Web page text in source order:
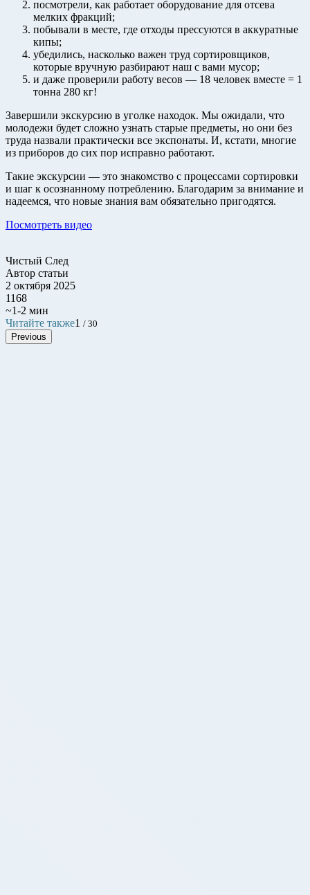
посмотрели, как работает оборудование для отсева
мелких фракций;
побывали в месте, где отходы прессуются в аккуратные
кипы;
убедились, насколько важен труд сортировщиков,
которые вручную разбирают наш с вами мусор;
и даже проверили работу весов — 18 человек вместе = 1
тонна 280 кг!
Завершили экскурсию в уголке находок. Мы ожидали, что
молодежи будет сложно узнать старые предметы, но они без
труда назвали практически все экспонаты. И, кстати, многие
из приборов до сих пор исправно работают.
Такие экскурсии — это знакомство с процессами сортировки
и шаг к осознанному потреблению. Благодарим за внимание и
надеемся, что новые знания вам обязательно пригодятся.
Посмотреть видео
Чистый След
Автор статьи
2 октября 2025
1168
~1-2 мин
Читайте также1 / 30
Previous